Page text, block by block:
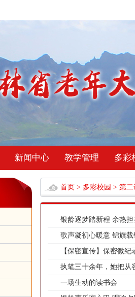
新闻中心 教学管理 多彩
首页 > 多彩校园 > 第二
银龄逐梦踏新程 余热
歌声凝初心暖意 锦旗
【保密宣传】保密微纪
执笔三十余年，她把从
一场生动的读书会